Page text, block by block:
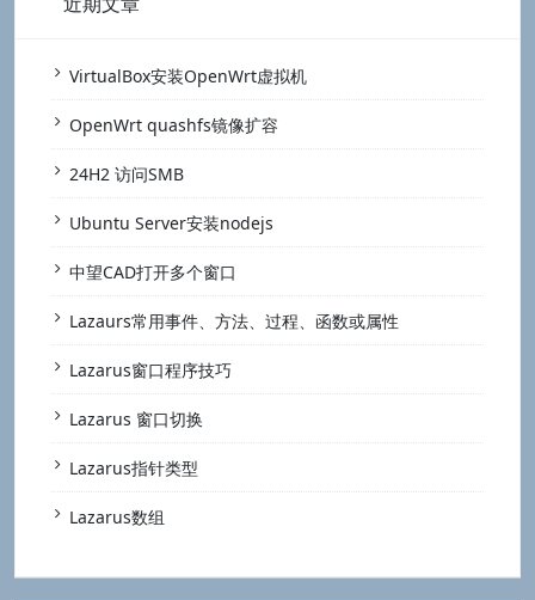
VirtualBox安装OpenWrt虚拟机
OpenWrt quashfs镜像扩容
24H2 访问SMB
Ubuntu Server安装nodejs
中望CAD打开多个窗口
Lazaurs常用事件、方法、过程、函数或属性
Lazarus窗口程序技巧
Lazarus 窗口切换
Lazarus指针类型
Lazarus数组